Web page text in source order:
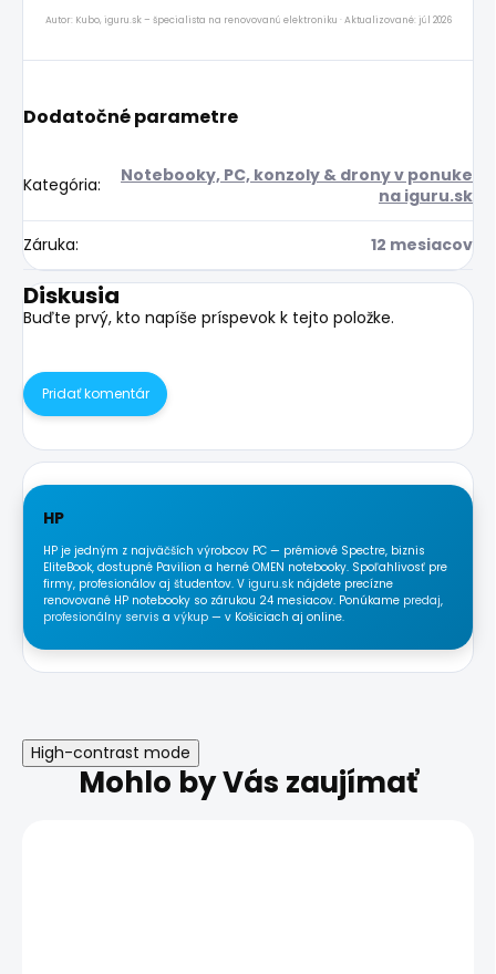
Autor: Kubo, iguru.sk – špecialista na renovovanú elektroniku · Aktualizované: júl 2026
Dodatočné parametre
Kategória:
Notebooky, PC, konzoly & drony v ponuke
na iguru.sk
Záruka: 12 mesiacov
Diskusia
Buďte prvý, kto napíše príspevok k tejto položke.
Pridať komentár
HP
HP je jedným z najväčších výrobcov PC — prémiové Spectre, biznis
EliteBook, dostupné Pavilion a herné OMEN notebooky. Spoľahlivosť pre
firmy, profesionálov aj študentov. V iguru.sknájdete precízne
renovované HP notebooky so zárukou 24 mesiacov. Ponúkame predaj,
profesionálny servis a výkup— v Košiciach aj online.
High-contrast mode
Mohlo by Vás zaujímať